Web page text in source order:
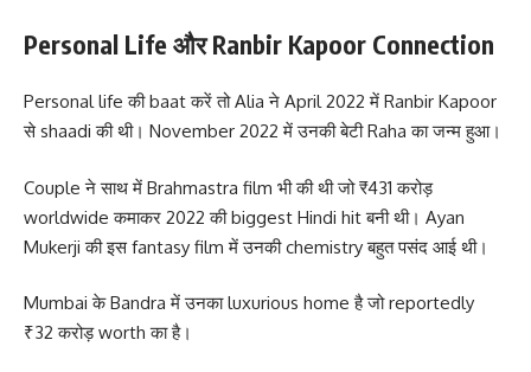
Personal Life और Ranbir Kapoor Connection
Personal life की baat करें तो Alia ने April 2022 में Ranbir Kapoor
से shaadi की थी। November 2022 में उनकी बेटी Raha का जन्म हुआ।
Couple ने साथ में Brahmastra film भी की थी जो ₹431 करोड़
worldwide कमाकर 2022 की biggest Hindi hit बनी थी। Ayan
Mukerji की इस fantasy film में उनकी chemistry बहुत पसंद आई थी।
Mumbai के Bandra में उनका luxurious home है जो reportedly
₹32 करोड़ worth का है।